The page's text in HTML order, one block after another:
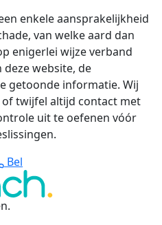
enkele aansprakelijkheid
van welke aard dan
enigerlei wijze verband
website, de
getoonde informatie. Wij
twijfel altijd contact met
uit te oefenen vóór
Bel
.